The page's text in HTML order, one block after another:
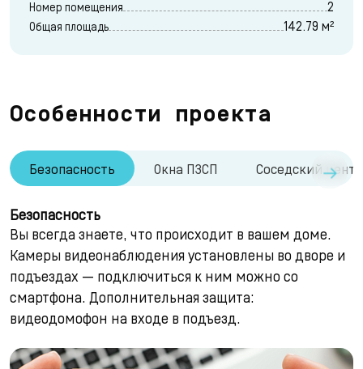
Номер помещения 2
Общая площадь 142.79 м²
Особенности проекта
Безопасность Окна ПЗСП Соседский центр
→
Безопасность
Вы всегда знаете, что происходит в вашем доме.
Камеры видеонаблюдения установлены во дворе и
подъездах — подключиться к ним можно со
смартфона. Дополнительная защита:
видеодомофон на входе в подъезд.